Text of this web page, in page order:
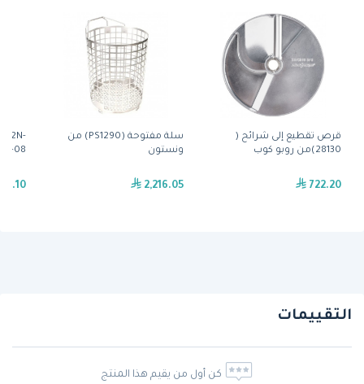
قرص تقطيع إلى شرائح (
28130)من روبو كوب
722.20
سلة مفتوحة (PS1290) من
ونستون
2,216.05
( 2N-
11162-08)
التقييمات
كن أول من يقيم هذا المنتج